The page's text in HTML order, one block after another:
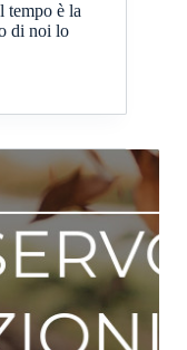
tempo è la
di noi lo